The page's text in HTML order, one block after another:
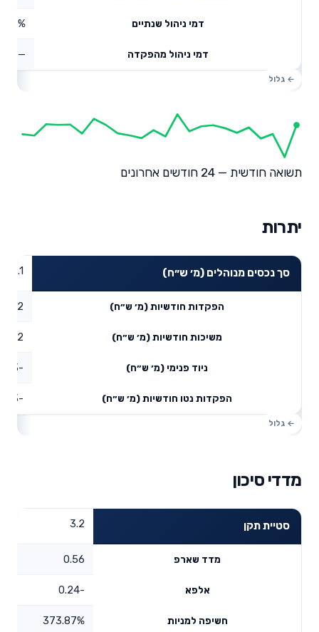
דמי ניהול שנתיים
דמי ניהול מהפקדה —
תשואה חודשית — 24 חודשים אחרונים
יתרות
סך נכסים מנוהלים (מ׳ ש״ח)
הפקדות חודשיות (מ׳ ש״ח) 8.62
משיכות חודשיות (מ׳ ש״ח) 9.32
ניוד פנימי (מ׳ ש״ח) -17.73
הפקדות נטו חודשיות (מ׳ ש״ח) -18.43
מדדי סיכון
סטיית תקן 3.2
מדד שארפ 0.56
אלפא -0.24
חשיפה למניות 373.87%